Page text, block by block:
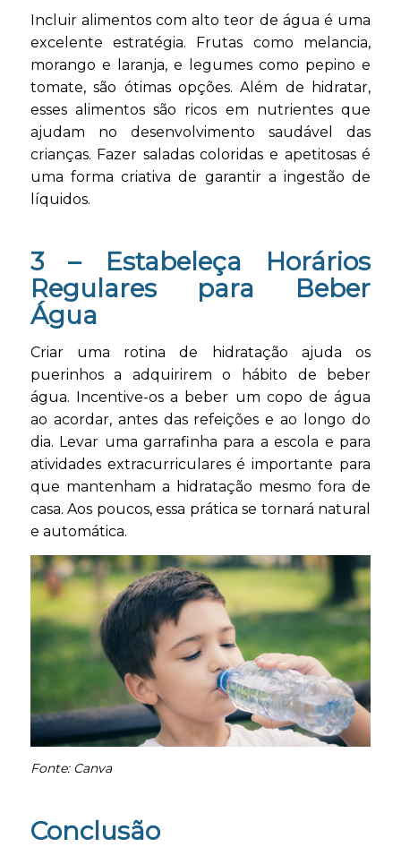
Incluir alimentos com alto teor de água é uma
excelente estratégia. Frutas como melancia,
morango e laranja, e legumes como pepino e
tomate, são ótimas opções. Além de hidratar,
esses alimentos são ricos em nutrientes que
ajudam no desenvolvimento saudável das
crianças. Fazer saladas coloridas e apetitosas é
uma forma criativa de garantir a ingestão de
líquidos.
3 – Estabeleça Horários
Regulares para Beber
Água
Criar uma rotina de hidratação ajuda os
puerinhos a adquirirem o hábito de beber
água. Incentive-os a beber um copo de água
ao acordar, antes das refeições e ao longo do
dia. Levar uma garrafinha para a escola e para
atividades extracurriculares é importante para
que mantenham a hidratação mesmo fora de
casa. Aos poucos, essa prática se tornará natural
e automática.
Fonte: Canva
Conclusão